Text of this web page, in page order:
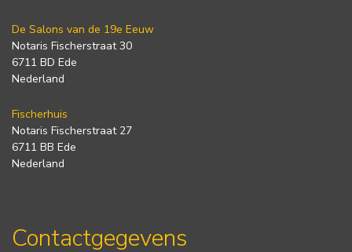
De Salons van de 19e Eeuw
Notaris Fischerstraat 30
6711 BD Ede
Nederland
Fischerhuis
Notaris Fischerstraat 27
6711 BB Ede
Nederland
Contactgegevens